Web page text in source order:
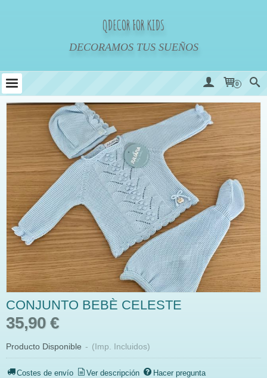
QDECOR FOR KIDS
DECORAMOS TUS SUEÑOS
0
CONJUNTO BEBÈ CELESTE
35,90 €
Producto Disponible - (Imp. Incluidos)
Costes de envío Ver descripción Hacer pregunta